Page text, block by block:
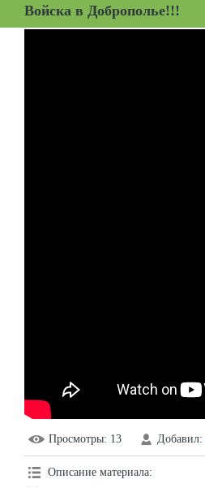
Войска в Доброполье!!!
Просмотры: 13 Добавил:
Описание материала: